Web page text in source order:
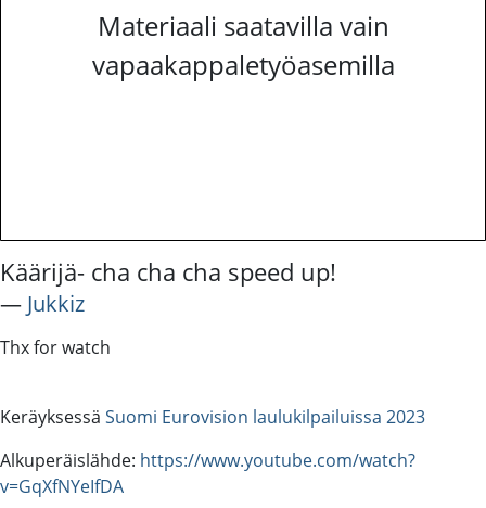
Materiaali saatavilla vain
vapaakappaletyöasemilla
Käärijä- cha cha cha speed up!
― Jukkiz
Thx for watch
Keräyksessä Suomi Eurovision laulukilpailuissa 2023
Alkuperäislähde: https://www.youtube.com/watch?
v=GqXfNYeIfDA